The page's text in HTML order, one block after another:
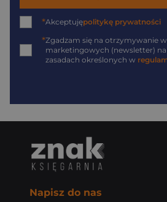
*Akceptujępolitykę prywatności
*Zgadzam się na otrzymywanie
marketingowych (newsletter)
zasadach określonych w
Napisz do nas